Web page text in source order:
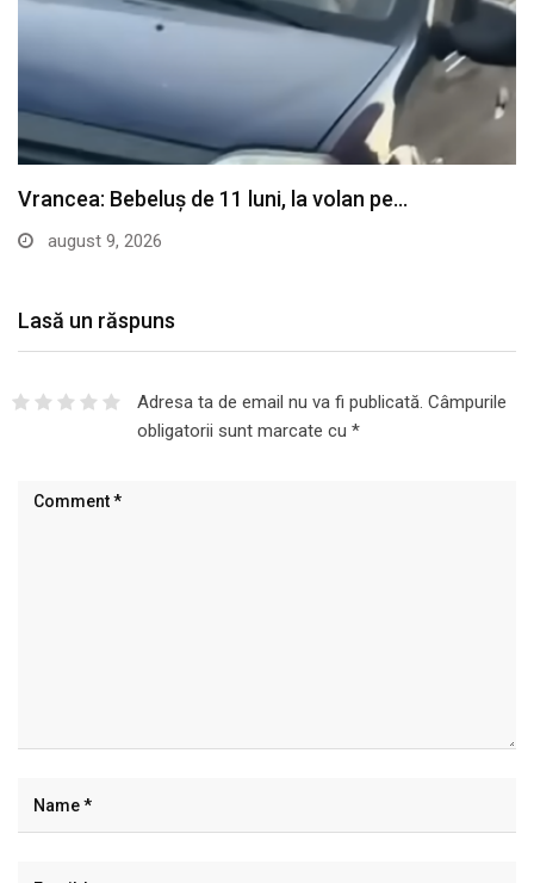
Vrancea: Bebeluș de 11 luni, la volan pe…
august 9, 2026
Lasă un răspuns
Adresa ta de email nu va fi publicată. Câmpurile
obligatorii sunt marcate cu *